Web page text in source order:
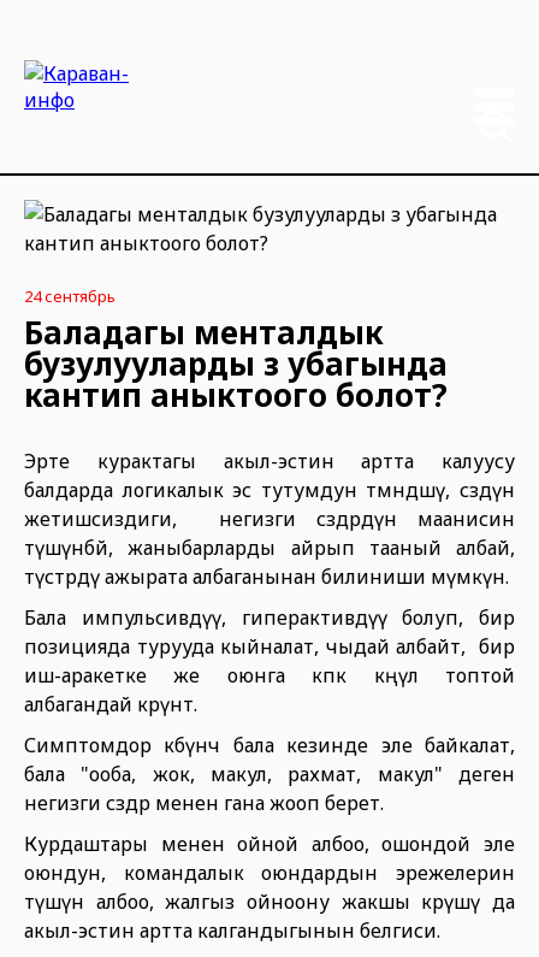
24 сентябрь
Баладагы менталдык
бузулууларды өз убагында
кантип аныктоого болот?
Эрте курактагы акыл-эстин артта калуусу
балдарда логикалык эс тутумдун төмөндөшү, сөздүн
жетишсиздиги, негизги сөздөрдүн маанисин
түшүнбөй, жаныбарларды айрып тааный албай,
түстөрдү ажырата албаганынан билиниши мүмкүн.
Бала импульсивдүү, гиперактивдүү болуп, бир
позицияда турууда кыйналат, чыдай албайт, бир
иш-аракетке же оюнга көпкө көңүл топтой
албагандай көрүнөт.
Симптомдор көбүнчө бала кезинде эле байкалат,
бала "ооба, жок, макул, рахмат, макул" деген
негизги сөздөр менен гана жооп берет.
Курдаштары менен ойной албоо, ошондой эле
оюндун, командалык оюндардын эрежелерин
түшүнө албоо, жалгыз ойноону жакшы көрүшү да
акыл-эстин артта калгандыгынын белгиси.